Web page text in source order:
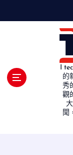
I
的
秀
觀
聞